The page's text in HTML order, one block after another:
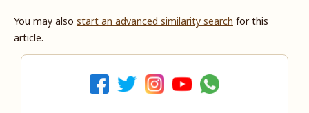
You may also start an advanced similarity search for this
article.